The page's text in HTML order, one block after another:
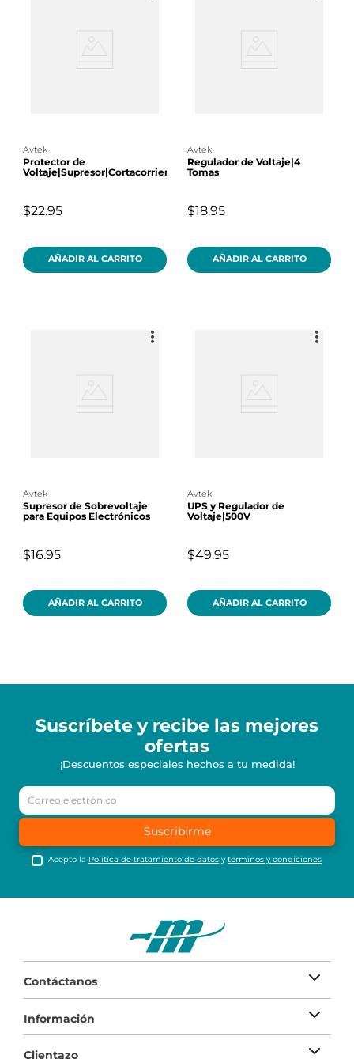
avtek
Protector de
Voltaje|Supresor|Cortacorriente
$22.95
AÑADIR AL CARRITO
avtek
Regulador de Voltaje|4
Tomas
$18.95
AÑADIR AL CARRITO
avtek
Supresor de Sobrevoltaje
para Equipos Electrónicos
$16.95
AÑADIR AL CARRITO
avtek
UPS y Regulador de
Voltaje|500V
$49.95
AÑADIR AL CARRITO
Suscríbete y recibe las mejores
ofertas
¡Descuentos especiales hechos a tu medida!
Suscribirme
Acepto la Política de tratamiento de datos ytérminos y condiciones
Contáctanos
Información
Clientazo